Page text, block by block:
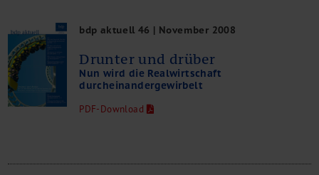
Unternehmensfinanzierung
Restrukturierung
M&A + Unternehmensnachfolge
Management Consulting
Internationalisierung
China Consulting
Wirtschaftsprüfung
bdp aktuell 46 | November 2008
Drunter und drüber
Nun wird die Realwirtschaft
durcheinandergewirbelt
PDF-Download